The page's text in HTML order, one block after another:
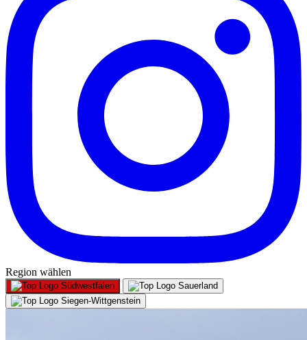
Region wählen
Südwestfalen
Sauerland
Siegen-Wittgenstein